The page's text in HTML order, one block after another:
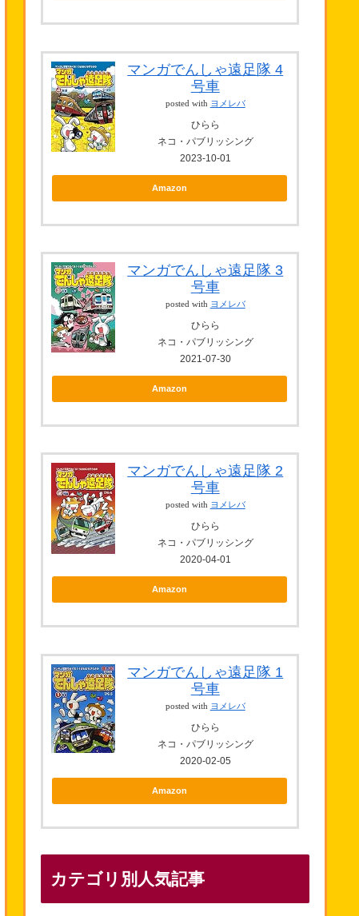
マンガでんしゃ遠足隊 4
号車
posted with ヨメレバ
ひらら
ネコ・パブリッシング
2023-10-01
Amazon
マンガでんしゃ遠足隊 3
号車
posted with ヨメレバ
ひらら
ネコ・パブリッシング
2021-07-30
Amazon
マンガでんしゃ遠足隊 2
号車
posted with ヨメレバ
ひらら
ネコ・パブリッシング
2020-04-01
Amazon
マンガでんしゃ遠足隊 1
号車
posted with ヨメレバ
ひらら
ネコ・パブリッシング
2020-02-05
Amazon
カテゴリ別人気記事